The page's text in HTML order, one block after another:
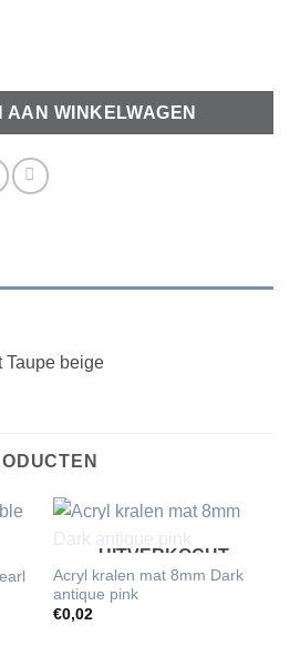
beige aantal
AAN WINKELWAGEN
Taupe beige
UITVERKOCHT
Acryl kralen mat 8mm Dark
antique pink
€0,02